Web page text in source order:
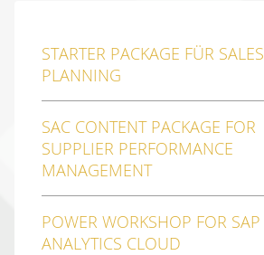
STARTER PACKAGE FÜR SALES
PLANNING
SAC CONTENT PACKAGE FOR
SUPPLIER PERFORMANCE
MANAGEMENT
POWER WORKSHOP FOR SAP
ANALYTICS CLOUD